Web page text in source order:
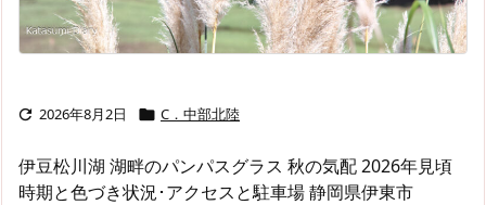
 2026年8月2日  C．中部北陸
伊豆松川湖 湖畔のパンパスグラス 秋の気配 2026年見頃
時期と色づき状況･アクセスと駐車場 静岡県伊東市